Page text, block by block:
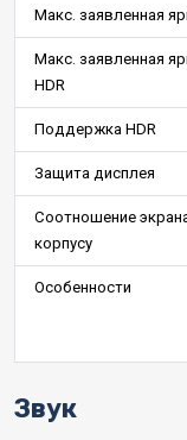
Макс. заявленная
Макс. заявленная
HDR
Поддержка HDR
Защита дисплея
Соотношение
корпусу
Особенности
Звук